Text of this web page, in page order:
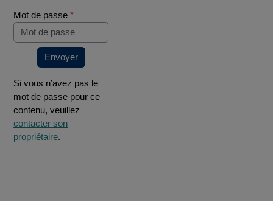
Mot de passe *
Envoyer
Si vous n’avez pas le
mot de passe pour ce
contenu, veuillez
contacter son
propriétaire.